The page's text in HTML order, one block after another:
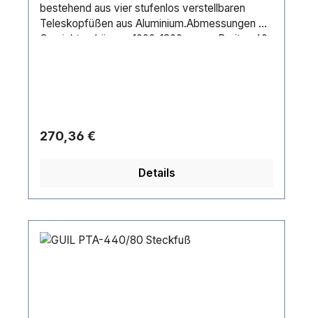
bestehend aus vier stufenlos verstellbaren
Teleskopfüßen aus Aluminium.Abmessungen &
Gewicht: • Länge: 1000-1800 mm • Breite: 60
Regulärer Preis:
270,36 €
Details